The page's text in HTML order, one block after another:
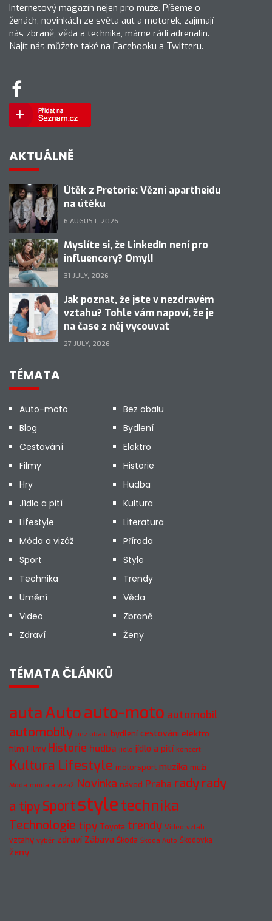
Internetový magazín nejen pro muže. Píšeme o
ženách, novinkách ze světa aut a motorek, zajímají
nás zbraně, věda a technika, máme rádi adrenalin.
Najít nás můžete také na Facebooku a Twitteru.
AKTUÁLNĚ
Útěk z Pretorie: Vězni apartheidu
na útěku
6 AUGUST, 2026
Myslíte si, že LinkedIn není pro
influencery? Omyl!
31 JULY, 2026
Jak poznat, že jste v nezdravém
vztahu? Tohle vám napoví, že je
na čase z něj vycouvat
27 JULY, 2026
TÉMATA
Auto-moto
Bez obalu
Blog
Bydlení
Cestování
Elektro
Filmy
Historie
Hry
Hudba
Jídlo a pití
Kultura
Lifestyle
Literatura
Móda a vizáž
Příroda
Sport
Style
Technika
Trendy
Umění
Věda
Video
Zbraně
Zdraví
Ženy
TÉMATA ČLÁNKŮ
autaAutoauto-moto automobil
automobily bez obalu bydlení cestování elektro
film Filmy Historie hudba jídlo jídlo a pití koncert
Kultura Lifestyle motorsport muzika muži
Móda móda a vizáž Novinka návod Praha radyrady
a tipySport styletechnika
Technologie tipy Toyota trendy Video vztah
vztahy výběr zdraví Zábava Škoda Škoda Auto Škodovka
ženy